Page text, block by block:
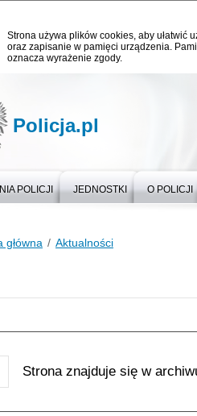
Strona używa plików cookies, aby ułatwić
oraz zapisanie w pamięci urządzenia.
oznacza wyrażenie zgody.
Policja.pl
POLICJI JEDNOSTKI O POLICJI
główna Aktualności
Strona znajduje się w